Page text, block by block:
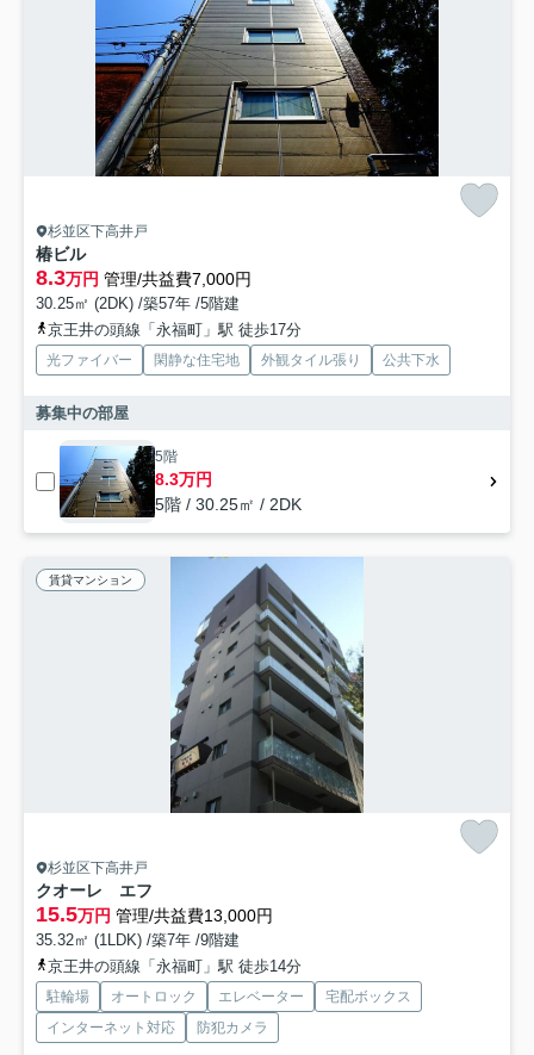
杉並区下高井戸
椿ビル
8.3万円 管理/共益費7,000円
30.25㎡ (2DK) /築57年 /5階建
京王井の頭線「永福町」駅 徒歩17分
光ファイバー 閑静な住宅地 外観タイル張り 公共下水
募集中の部屋
5階
8.3万円
5階 / 30.25㎡ / 2DK
賃貸マンション
杉並区下高井戸
クオーレ エフ
15.5万円 管理/共益費13,000円
35.32㎡ (1LDK) /築7年 /9階建
京王井の頭線「永福町」駅 徒歩14分
駐輪場 オートロック エレベーター
宅配ボックス
インターネット対応
防犯カメラ